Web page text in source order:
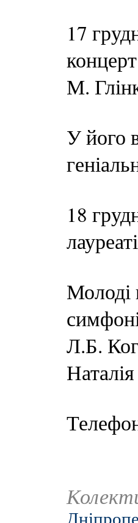
17
М.
У його
18
Молоді
Л.Б.